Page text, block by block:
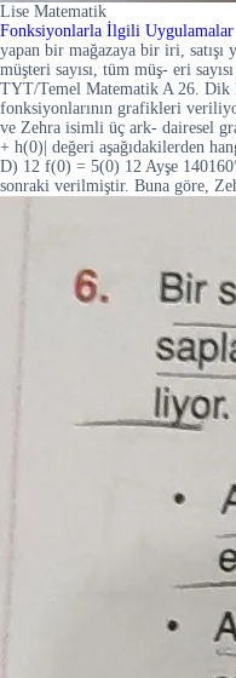
Lise Matematik
Fonksiyonlarla İlgili Uygulamalar
yapan bir mağazaya bir iri, satışı
müşteri sayısı, tüm müş- eri
TYT/Temel Matematik A 26.
fonksiyonlarının grafikleri
ve Zehra isimli üç ark- dairesel
+ h(0)| değeri aşağıdakilerden
D) 12 f(0) = 5(0) 12 Ayşe
sonraki verilmiştir. Buna göre,